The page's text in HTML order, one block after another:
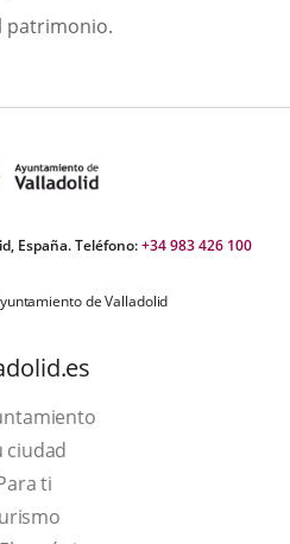
patrimonio.
España. Teléfono:+34 983 426 100
de Valladolid
ciudad
ti
This